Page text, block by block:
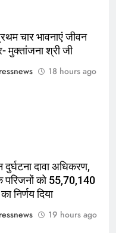
चार भावनाएं जीवन
मुक्तांजना श्री जी
18 hours ago
दुर्घटना दावा अधिकरण,
परिजनों को 55,70,140
निर्णय दिया
19 hours ago